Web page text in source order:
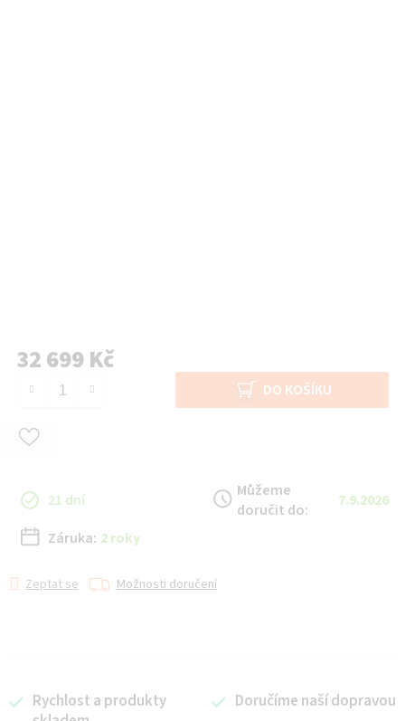
32 699 Kč
Měrná cena:
DO KOŠÍKU
21 dní
Můžeme
doručit do:
7.9.2026
Záruka: 2 roky
Zeptat se Možnosti doručení
Rychlost a produkty
Doručíme naší dopravou